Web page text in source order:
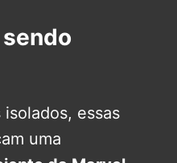
essas
uma